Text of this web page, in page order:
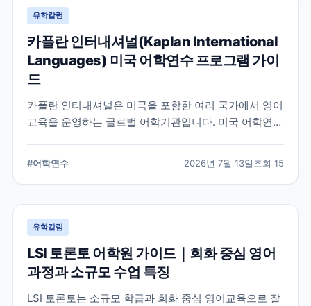
유학칼럼
카플란 인터내셔널(Kaplan International
Languages) 미국 어학연수 프로그램 가이
드
카플란 인터내셔널은 미국을 포함한 여러 국가에서 영어
교육을 운영하는 글로벌 어학기관입니다. 미국 어학연수
#어학연수 2026년 7월 13일조회 15
유학칼럼
LSI 토론토 어학원 가이드｜회화 중심 영어
과정과 소규모 수업 특징
LSI 토론토는 소규모 학급과 회화 중심 영어교육으로 잘